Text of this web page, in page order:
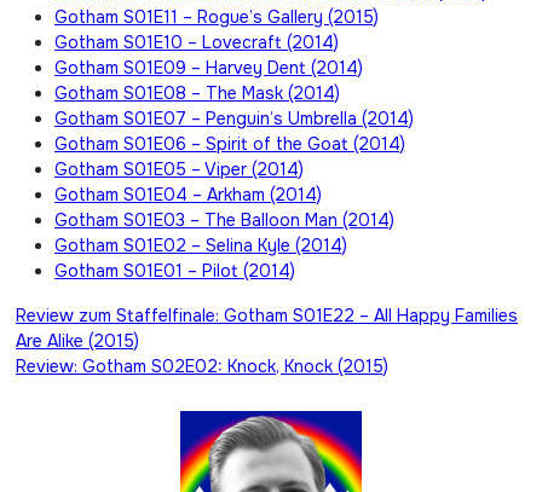
Gotham S01E11 – Rogue’s Gallery (2015)
Gotham S01E10 – Lovecraft (2014)
Gotham S01E09 – Harvey Dent (2014)
Gotham S01E08 – The Mask (2014)
Gotham S01E07 – Penguin’s Umbrella (2014)
Gotham S01E06 – Spirit of the Goat (2014)
Gotham S01E05 – Viper (2014)
Gotham S01E04 – Arkham (2014)
Gotham S01E03 – The Balloon Man (2014)
Gotham S01E02 – Selina Kyle (2014)
Gotham S01E01 – Pilot (2014)
Beitragsnavigation
Review zum Staffelfinale: Gotham S01E22 – All Happy Families
Are Alike (2015)
Review: Gotham S02E02: Knock, Knock (2015)